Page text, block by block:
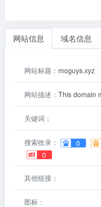
网站信息 域名信息
网站标题： moguys.xyz
网站描述： This domain
关键词：
搜索收录： 0
0
其他链接：
图标：